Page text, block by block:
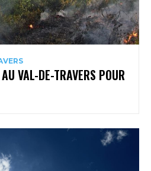
VAL-DE-TRAVERS POUR